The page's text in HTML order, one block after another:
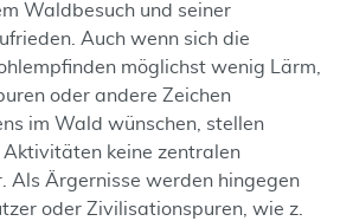
Waldbesuch und seiner
Auch wenn sich die
möglichst wenig Lärm,
oder andere Zeichen
im Wald wünschen, stellen
keine zentralen
Als Ärgernisse werden hingegen
oder Zivilisationspuren, wie z.